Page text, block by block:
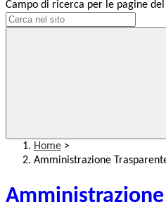
Campo di ricerca per le pagine
Home >
Amministrazione